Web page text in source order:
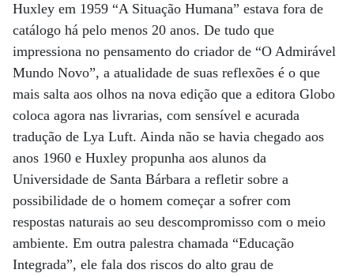
Huxley em 1959 “A Situação Humana” estava fora de
catálogo há pelo menos 20 anos. De tudo que
impressiona no pensamento do criador de “O Admirável
Mundo Novo”, a atualidade de suas reflexões é o que
mais salta aos olhos na nova edição que a editora Globo
coloca agora nas livrarias, com sensível e acurada
tradução de Lya Luft. Ainda não se havia chegado aos
anos 1960 e Huxley propunha aos alunos da
Universidade de Santa Bárbara a refletir sobre a
possibilidade de o homem começar a sofrer com
respostas naturais ao seu descompromisso com o meio
ambiente. Em outra palestra chamada “Educação
Integrada”, ele fala dos riscos do alto grau de